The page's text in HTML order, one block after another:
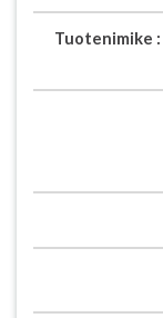
Tuotenimike :